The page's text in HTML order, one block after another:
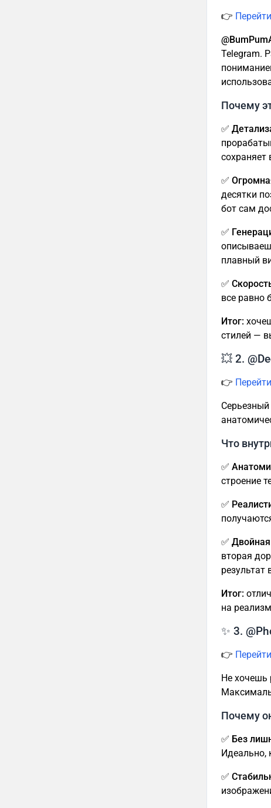
👉
Telegram.
Почему
✅
сохраняет
✅
десятки
бот сам
✅
плавный
✅
все равно
Итог:
стилей —
💥 2.
👉
Серьезный
Что
✅
строение
✅
✅
вторая
результат
Итог:
на
✨ 3.
👉
Не хочешь
Почему
✅ Без
Идеально,
✅